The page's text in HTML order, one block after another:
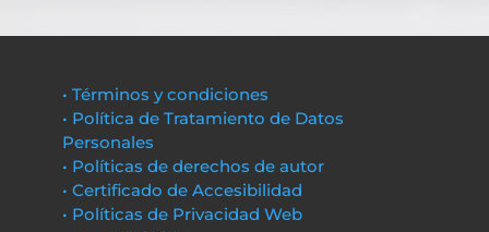
• Términos y condiciones
• Política de Tratamiento de Datos
Personales
• Políticas de derechos de autor
• Certificado de Accesibilidad
• Políticas de Privacidad Web